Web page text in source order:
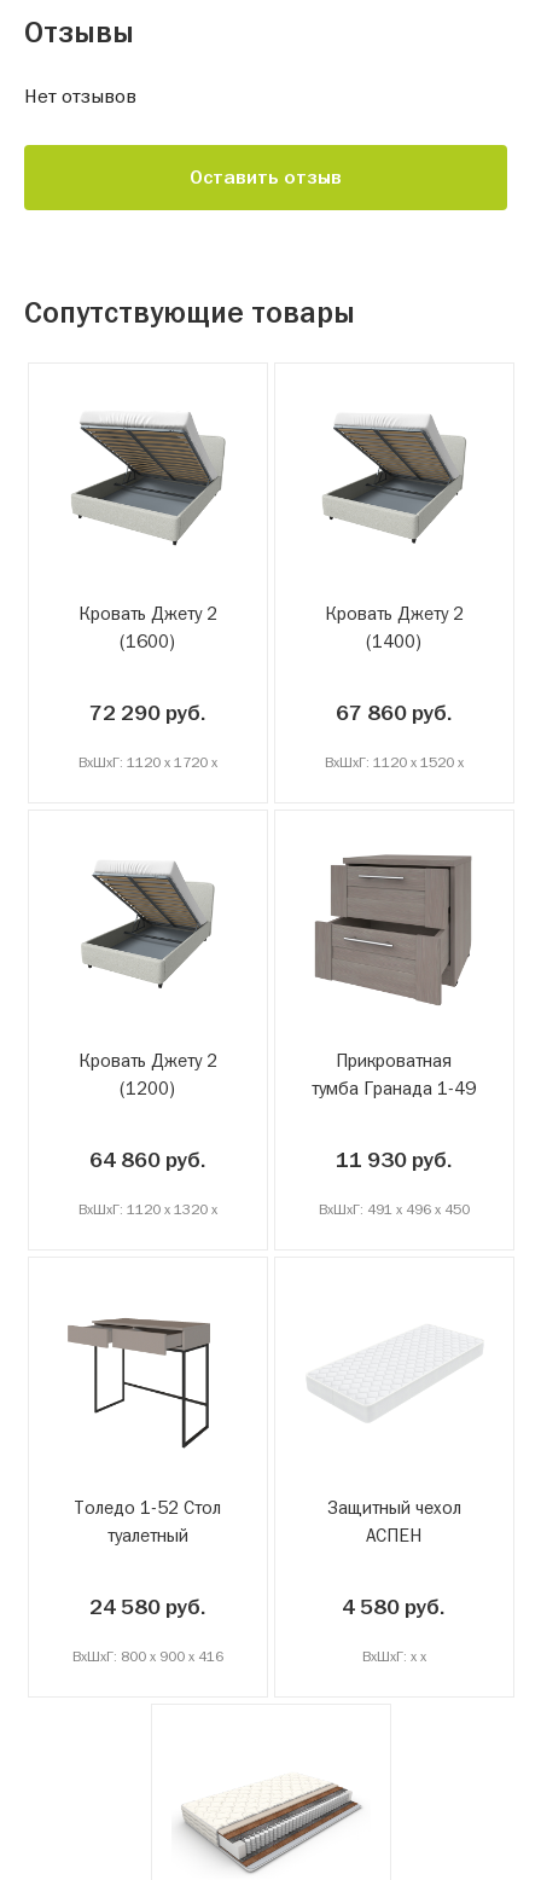
Отзывы
Нет отзывов
Оставить отзыв
Сопутствующие товары
Кровать Джету 2
(1600)
72 290 руб.
ВxШxГ: 1120 x 1720 x
Кровать Джету 2
(1400)
67 860 руб.
ВxШxГ: 1120 x 1520 x
Кровать Джету 2
(1200)
64 860 руб.
ВxШxГ: 1120 x 1320 x
Прикроватная
тумба Гранада 1-49
11 930 руб.
ВxШxГ: 491 x 496 x 450
Толедо 1-52 Стол
туалетный
24 580 руб.
ВxШxГ: 800 x 900 x 416
Защитный чехол
АСПЕН
4 580 руб.
ВxШxГ: x x